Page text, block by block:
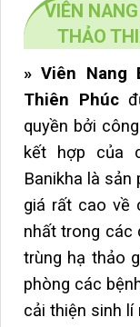
VIÊN
THẢO
» Viên Nang
Thiên Phúc
quyền bởi
kết hợp của
Banikha là
giá rất cao về
nhất trong các
trùng hạ thảo
phòng các
cải thiện sinh lí